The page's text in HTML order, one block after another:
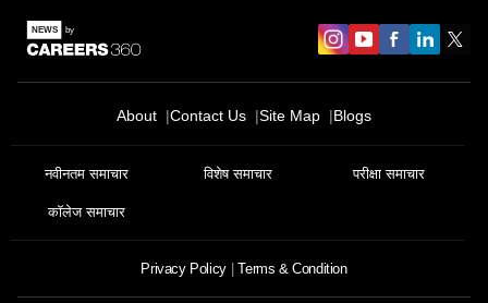
About Contact Us Site Map Blogs
नवीनतम समाचार विशेष समाचार परीक्षा समाचार
कॉलेज समाचार
Privacy Policy Terms & Condition